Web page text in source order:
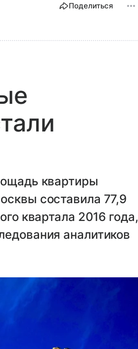
Поделиться
квартиры
составила 77,9
квартала 2016 года,
аналитиков